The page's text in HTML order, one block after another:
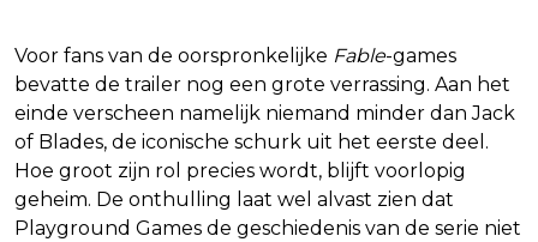
Voor fans van de oorspronkelijke Fable-games
bevatte de trailer nog een grote verrassing. Aan het
einde verscheen namelijk niemand minder dan Jack
of Blades, de iconische schurk uit het eerste deel.
Hoe groot zijn rol precies wordt, blijft voorlopig
geheim. De onthulling laat wel alvast zien dat
Playground Games de geschiedenis van de serie niet